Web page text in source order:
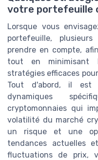
votre portefeuille
Lorsque vous
portefeuille,
prendre en compte,
tout en minimisant
stratégies efficaces
Tout d'abord, il est
dynamiques
cryptomonnaies qui
volatilité du marché
un risque et une
tendances actuelles
fluctuations de prix,